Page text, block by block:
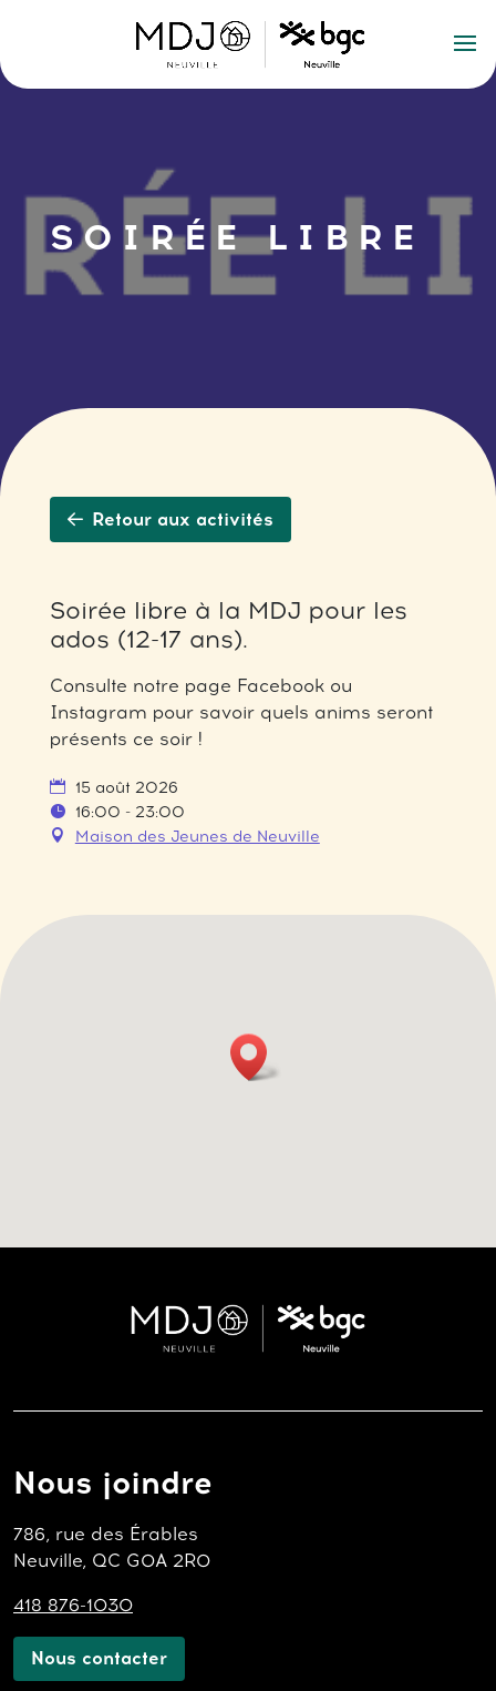
SOIRÉE LIBRE
Retour aux activités
Soirée libre à la MDJ pour les
ados (12-17 ans).
Consulte notre page Facebook ou
Instagram pour savoir quels anims seront
présents ce soir !
15 août 2026
16:00 - 23:00
Maison des Jeunes de Neuville
Nous joindre
786, rue des Érables
Neuville, QC G0A 2R0
418 876-1030
Nous contacter